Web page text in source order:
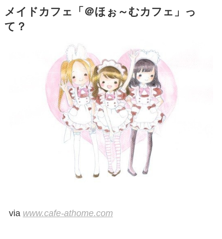
メイドカフェ「＠ほぉ～むカフェ」っ
て？
via www.cafe-athome.com